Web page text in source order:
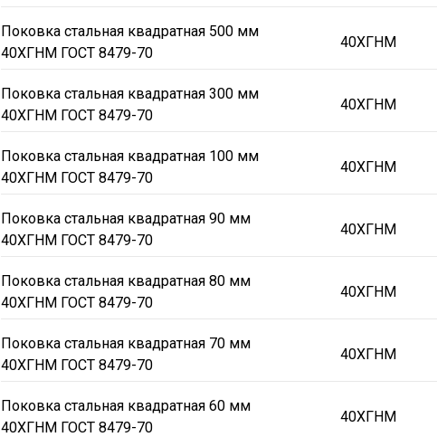
Поковка стальная квадратная 500 мм
40ХГНМ ГОСТ 8479-70
40ХГНМ
Поковка стальная квадратная 300 мм
40ХГНМ ГОСТ 8479-70
40ХГНМ
Поковка стальная квадратная 100 мм
40ХГНМ ГОСТ 8479-70
40ХГНМ
Поковка стальная квадратная 90 мм
40ХГНМ ГОСТ 8479-70
40ХГНМ
Поковка стальная квадратная 80 мм
40ХГНМ ГОСТ 8479-70
40ХГНМ
Поковка стальная квадратная 70 мм
40ХГНМ ГОСТ 8479-70
40ХГНМ
Поковка стальная квадратная 60 мм
40ХГНМ ГОСТ 8479-70
40ХГНМ